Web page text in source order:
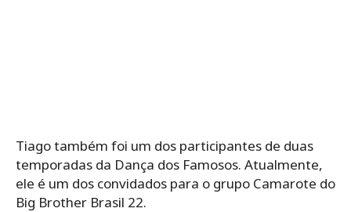
Tiago também foi um dos participantes de duas
temporadas da Dança dos Famosos. Atualmente,
ele é um dos convidados para o grupo Camarote do
Big Brother Brasil 22.